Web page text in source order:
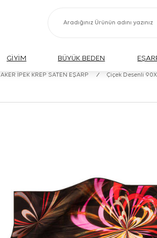
GİYİM BÜYÜK BEDEN
AKER İPEK KREP SATEN EŞARP / Çiçek Desenli